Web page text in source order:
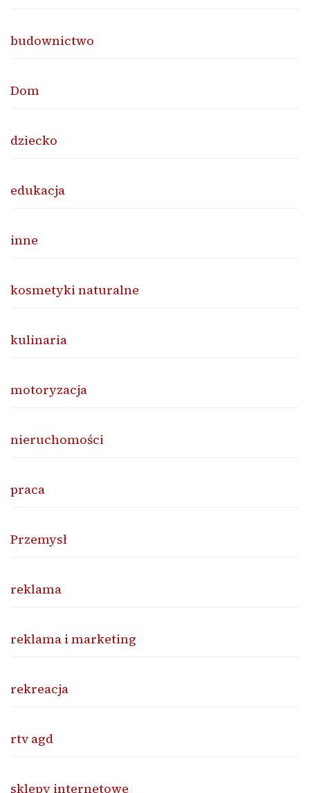
budownictwo
Dom
dziecko
edukacja
inne
kosmetyki naturalne
kulinaria
motoryzacja
nieruchomości
praca
Przemysł
reklama
reklama i marketing
rekreacja
rtv agd
sklepy internetowe